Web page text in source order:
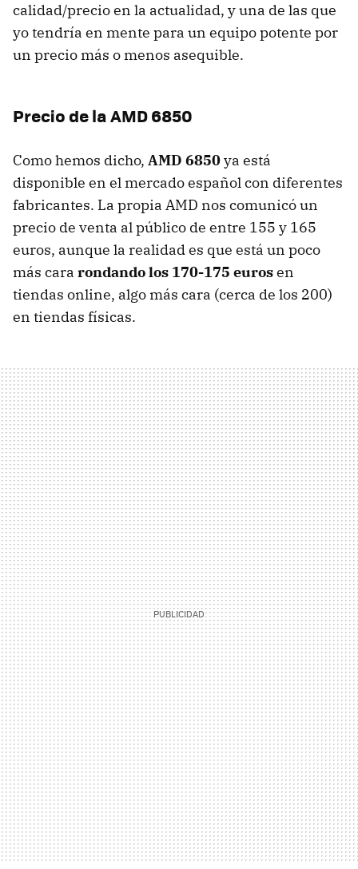
calidad/precio en la actualidad, y una de las que
yo tendría en mente para un equipo potente por
un precio más o menos asequible.
Precio de laAMD6850
Como hemos dicho, AMD 6850ya está
disponible en el mercado español con diferentes
fabricantes. La propia AMD nos comunicó un
precio de venta al público de entre 155 y 165
euros, aunque la realidad es que está un poco
más cara rondando los 170-175 eurosen
tiendas online, algo más cara (cerca de los 200)
en tiendas físicas.